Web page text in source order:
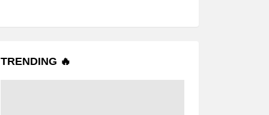
TRENDING 🔥